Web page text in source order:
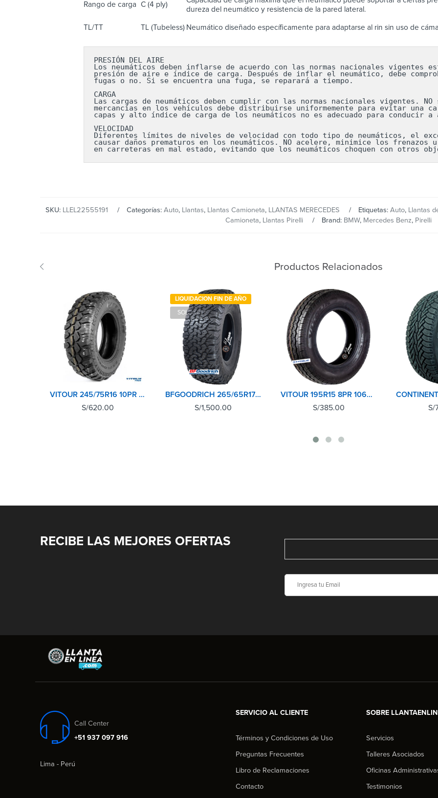
Rango de carga C (4 ply)
dureza del neumático y resistencia de la pared lateral.
TL/TT TL (Tubeless) Neumático diseñado específicamente para adaptarse al rin sin uso de
PRESIÓN DEL AIRE
Los neumáticos deben inflarse de acuerdo con las normas nacionales vigentes
presión de aire e índice de carga. Después de inflar el neumático, debe
fugas o no. Si se encuentra una fuga, se reparará a tiempo.
CARGA
Las cargas de neumáticos deben cumplir con las normas nacionales vigentes.
mercancías en los vehículos debe distribuirse uniformemente para evitar una
capas y alto índice de carga de los neumáticos no es adecuado para conducir
VELOCIDAD
Diferentes límites de niveles de velocidad con todo tipo de neumáticos, el
causar daños prematuros en los neumáticos. NO acelere, minimice los frenazos
en carreteras en mal estado, evitando que los neumáticos choquen con otros
SKU: LLEL22555191 Categorías: Auto, Llantas, Llantas Camioneta, LLANTAS MERECEDES Etiquetas: Auto, Llantas
Camioneta, Llantas Pirelli Brand: BMW, Mercedes Benz, Pirelli
Productos Relacionados
VITOUR 245/75R16 10PR 120N EXPLORER MT
S/620.00
LIQUIDACION FIN DE AÑO
SOLD OUT
BFGOODRICH 265/65R17 120S ALL TERRAIN KO2 A/T LRE RWL
S/1,500.00
VITOUR 195R15 8PR 106Q V2000
S/385.00
S/
RECIBE LAS MEJORES OFERTAS
Call Center
+51 937 097 916
Lima - Perú
SERVICIO AL CLIENTE
Términos y Condiciones de Uso
Preguntas Frecuentes
Libro de Reclamaciones
Contacto
SOBRE
Servicios
Talleres Asociados
Oficinas
Testimonios